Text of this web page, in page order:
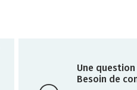
Une question
Besoin de